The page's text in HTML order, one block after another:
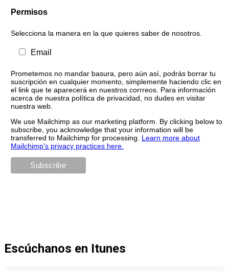
Permisos
Selecciona la manera en la que quieres saber de nosotros.
Email
Prometemos no mandar basura, pero aún así, podrás borrar tu
suscripción en cualquier momento, simplemente haciendo clic en
el link que te aparecerá en nuestros corrreos. Para información
acerca de nuestra política de privacidad, no dudes en visitar
nuestra web.
We use Mailchimp as our marketing platform. By clicking below to
subscribe, you acknowledge that your information will be
transferred to Mailchimp for processing. Learn more about
Mailchimp's privacy practices here.
Escúchanos en Itunes